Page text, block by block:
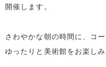
開催します。
さわやかな朝の時間に、コ
ゆったりと美術館をお楽しみ